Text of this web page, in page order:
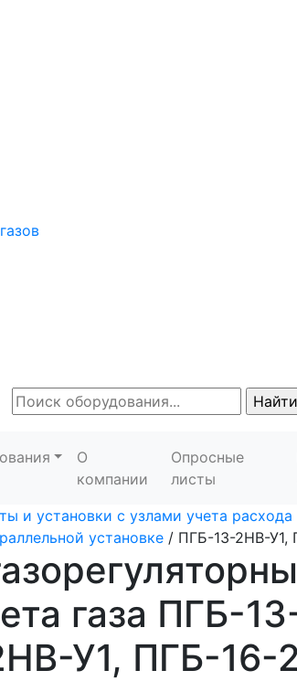
О
компании
Опросные
листы
и установки с узлами учета расхода
установке / ПГБ-13-2НВ-У1,
газа ПГБ-
У1, ПГБ-16-